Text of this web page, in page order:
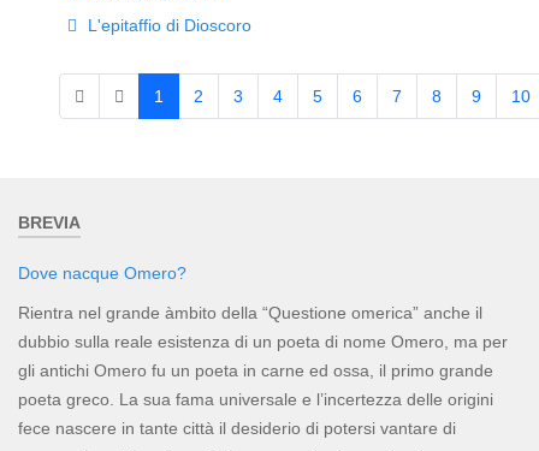
L'epitaffio di Dioscoro
Pagina 1 di 28
1 2 3 4 5 6 7 8 9 10
BREVIA
Dove nacque Omero?
Rientra nel grande àmbito della “Questione omerica” anche il
dubbio sulla reale esistenza di un poeta di nome Omero, ma per
gli antichi Omero fu un poeta in carne ed ossa, il primo grande
poeta greco. La sua fama universale e l’incertezza delle origini
fece nascere in tante città il desiderio di potersi vantare di